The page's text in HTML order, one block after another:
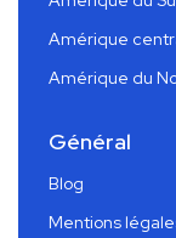
Amérique
Amérique du
Général
Blog
Mentions